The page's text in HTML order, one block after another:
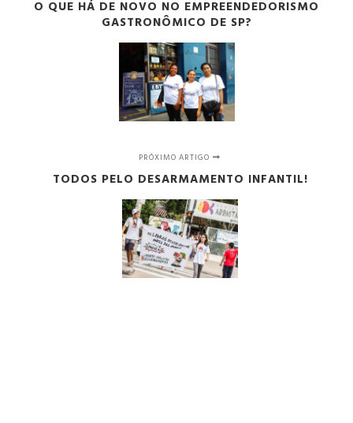
O QUE HÁ DE NOVO NO EMPREENDEDORISMO
GASTRONÔMICO DE SP?
PRÓXIMO ARTIGO
TODOS PELO DESARMAMENTO INFANTIL!